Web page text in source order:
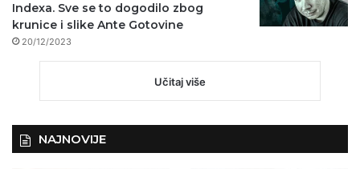
Indexa. Sve se to dogodilo zbog
krunice i slike Ante Gotovine
20/12/2023
Učitaj više
NAJNOVIJE